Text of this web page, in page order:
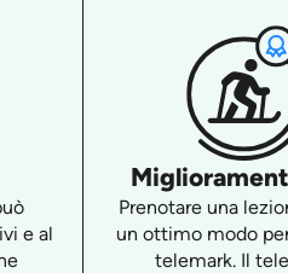
e al
Prenotare una
un ottimo modo
telemark. Il